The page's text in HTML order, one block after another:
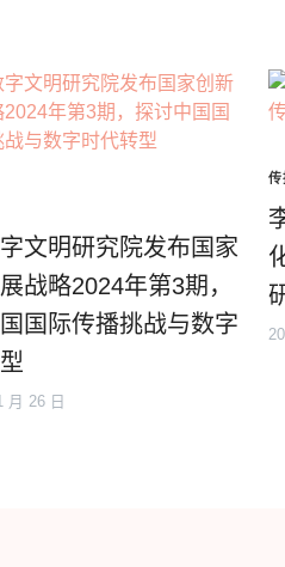
文明研究院发布国家
战略2024年第3期，
国际传播挑战与数字
月 26 日
传